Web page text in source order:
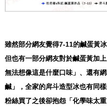
雖然部分網友覺得7-11的鹹蛋黃
但也有一部分網友對於鹹蛋黃加
無法想像這是什麼口味」、還有
鹹」，全家的戽斗造型冰也有同
粉絲買了之後卻抱怨「化學味太